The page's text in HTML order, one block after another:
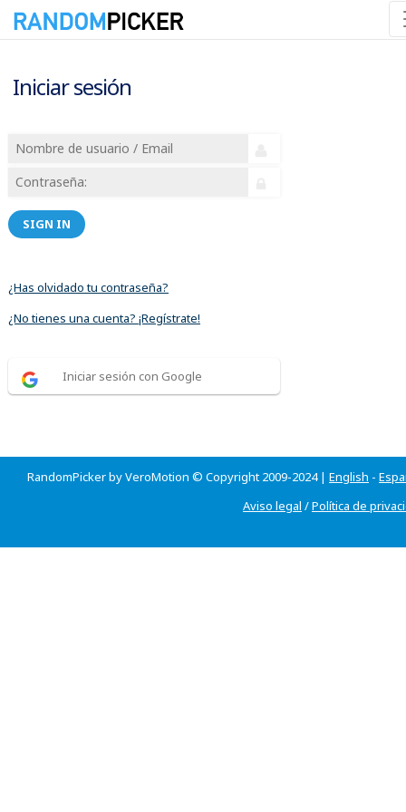
Iniciar sesión
SIGN IN
¿Has olvidado tu contraseña?
¿No tienes una cuenta? ¡Regístrate!
Iniciar sesión con Google
RandomPicker by VeroMotion © Copyright 2009-2024 | English -
Aviso legal /Política de